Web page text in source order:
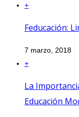
+
Feducación:
7 marzo, 2018
+
La
Educación